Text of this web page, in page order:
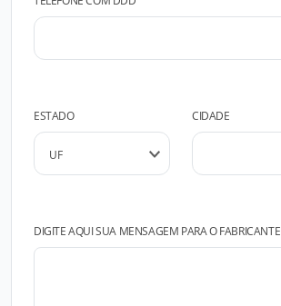
ESTADO CIDADE
DIGITE AQUI SUA MENSAGEM PARA O FABRICANTE